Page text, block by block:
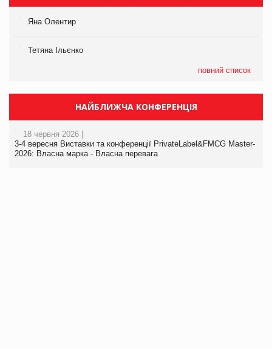
Яна Олентир
Тетяна Ільєнко
повний список
НАЙБЛИЖЧА КОНФЕРЕНЦІЯ
18 червня 2026 |
3-4 вересня Виставки та конференції PrivateLabel&FMCG Master-
2026: Власна марка - Власна перевага